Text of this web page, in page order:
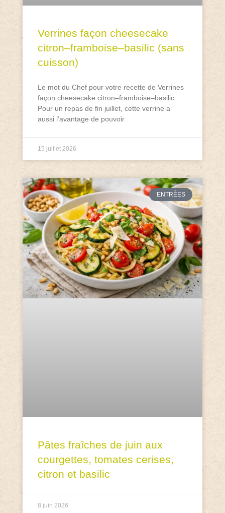
Verrines façon cheesecake
citron–framboise–basilic (sans
cuisson)
Le mot du Chef pour votre recette de Verrines
façon cheesecake citron–framboise–basilic
Pour un repas de fin juillet, cette verrine a
aussi l’avantage de pouvoir
15 juillet 2026
ENTRÉES
Pâtes fraîches de juin aux
courgettes, tomates cerises,
citron et basilic
8 juin 2026